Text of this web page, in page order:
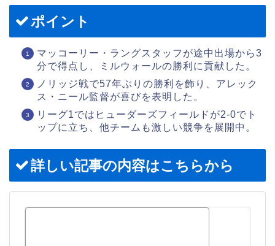
ポイント
マッコーリー・ラングスタッフが途中出場から3
分で得点し、ミルウォールの勝利に貢献した。
ノリッジ戦で57年ぶりの勝利を飾り、アレック
ス・ニール監督が喜びを表明した。
リーグ1ではヒューダーズフィールドが2-0でト
ップに立ち、他チームも激しい競争を展開中。
詳しい記事の内容はこちらから